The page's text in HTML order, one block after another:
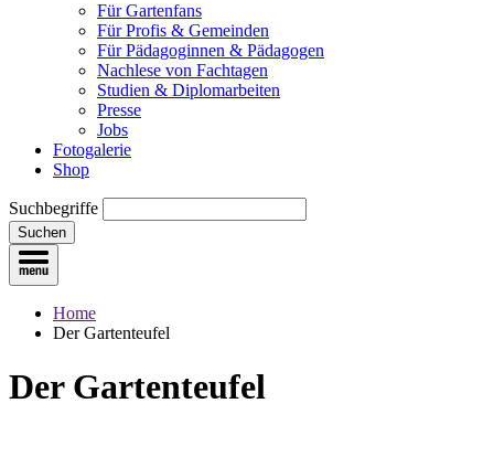
Für Gartenfans
Für Profis & Gemeinden
Für Pädagoginnen & Pädagogen
Nachlese von Fachtagen
Studien & Diplomarbeiten
Presse
Jobs
Fotogalerie
Shop
Suchbegriffe
Suchen
Home
Der Gartenteufel
Der Gartenteufel